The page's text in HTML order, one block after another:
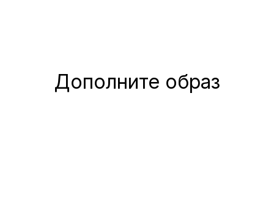
Дополните образ